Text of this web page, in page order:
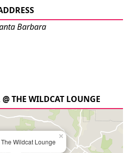
Barbara
THE WILDCAT LOUNGE
Wildcat Lounge
×